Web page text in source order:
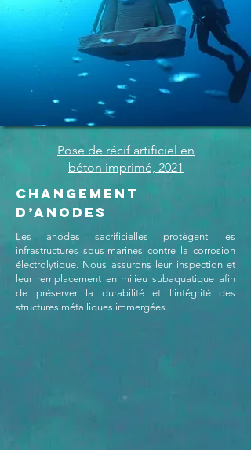
Pose de récif artificiel en
béton imprimé, 2021
Changement
d’Anodes
Les anodes sacrificielles protègent les
infrastructures sous-marines contre la corrosion
électrolytique. Nous assurons leur inspection et
leur remplacement en milieu subaquatique afin
de préserver la durabilité et l'intégrité des
structures métalliques immergées.